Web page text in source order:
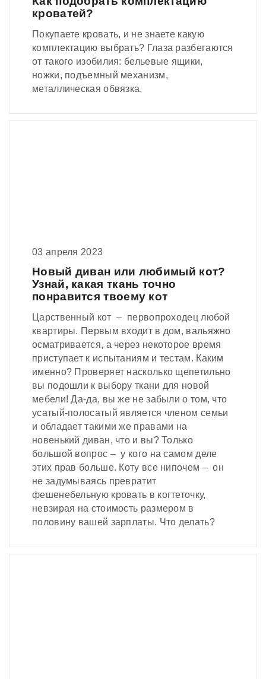
кроватей?
Покупаете кровать, и не знаете какую
комплектацию выбрать? Глаза разбегаются
от такого изобилия: бельевые ящики,
ножки, подъемный механизм,
металлическая обвязка.
03 апреля 2023
Новый диван или любимый кот?
Узнай, какая ткань точно
понравится твоему кот
Царственный кот – первопроходец любой
квартиры. Первым входит в дом, вальяжно
осматривается, а через некоторое время
приступает к испытаниям и тестам. Каким
именно? Проверяет насколько щепетильно
вы подошли к выбору ткани для новой
мебели! Да-да, вы же не забыли о том, что
усатый-полосатый является членом семьи
и обладает такими же правами на
новенький диван, что и вы? Только
большой вопрос – у кого на самом деле
этих прав больше. Коту все нипочем – он
не задумываясь превратит
фешенебельную кровать в когтеточку,
невзирая на стоимость размером в
половину вашей зарплаты. Что делать?